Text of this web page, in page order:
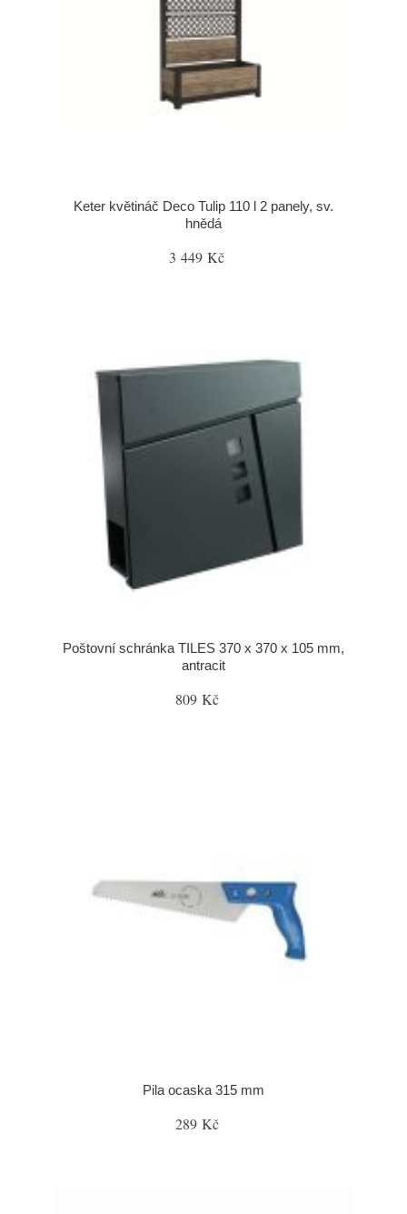
Keter květináč Deco Tulip 110 l 2 panely, sv.
hnědá
3 449 Kč
Poštovní schránka TILES 370 x 370 x 105 mm,
antracit
809 Kč
Pila ocaska 315 mm
289 Kč